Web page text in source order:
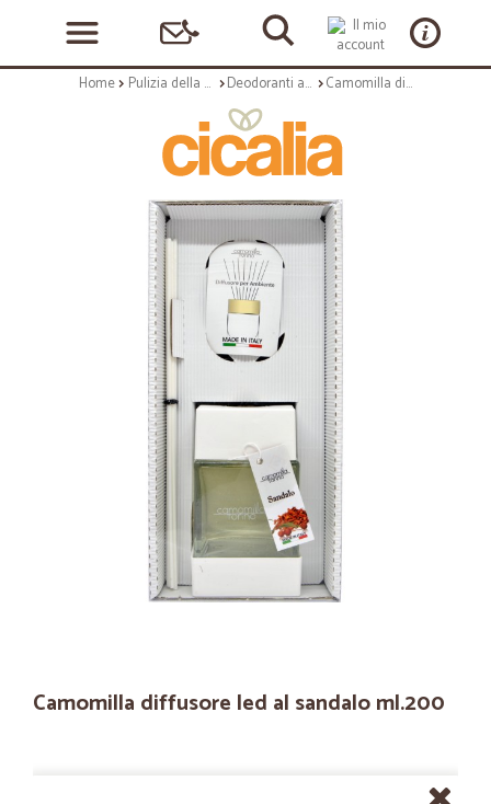
Home Pulizia della casa Deodoranti ambienti Camomilla diffusore led al sandalo ml.200
Camomilla diffusore led al sandalo ml.200